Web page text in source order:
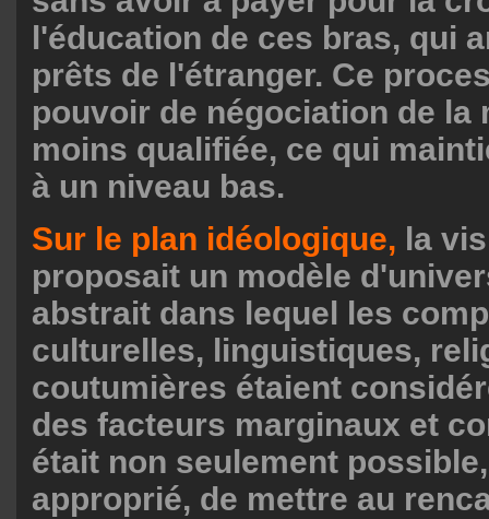
l'éducation de ces bras, qui
prêts de l'étranger. Ce
pouvoir de négociation de
moins qualifiée, ce qui
à un niveau bas.
Sur le plan idéologique, la
proposait un modèle
abstrait dans lequel les
culturelles, linguistiques,
coutumières étaient
des facteurs marginaux et
était non seulement
approprié, de mettre au